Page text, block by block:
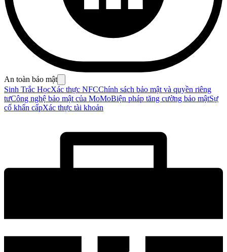
An toàn bảo mật
Sinh Trắc HọcXác thực NFCChính sách bảo mật và quyền riêng
tưCông nghệ bảo mật của MoMoBiện pháp tăng cường bảo mậtSự
cố khẩn cấpXác thực tài khoản